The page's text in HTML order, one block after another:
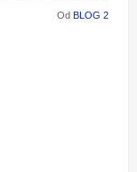
Od BLOG 2